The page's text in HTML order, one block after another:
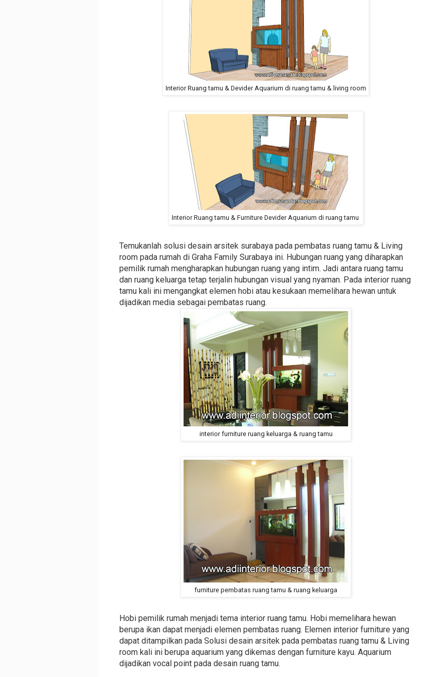
Interior Ruang tamu & Devider Aquarium di ruang tamu & living room
Interior Ruang tamu & Furniture Devider Aquarium di ruang tamu
Temukanlah solusi desain arsitek surabaya pada pembatas ruang tamu & Living
room pada rumah di Graha Family Surabaya ini. Hubungan ruang yang diharapkan
pemilik rumah mengharapkan hubungan ruang yang intim. Jadi antara ruang tamu
dan ruang keluarga tetap terjalin hubungan visual yang nyaman. Pada interior ruang
tamu kali ini mengangkat elemen hobi atau kesukaan memelihara hewan untuk
dijadikan media sebagai pembatas ruang.
interior furniture ruang keluarga & ruang tamu
furniture pembatas ruang tamu & ruang keluarga
Hobi pemilik rumah menjadi tema interior ruang tamu. Hobi memelihara hewan
berupa ikan dapat menjadi elemen pembatas ruang. Elemen interior furniture yang
dapat ditampilkan pada Solusi desain arsitek pada pembatas ruang tamu & Living
room kali ini berupa aquarium yang dikemas dengan furniture kayu. Aquarium
dijadikan vocal point pada desain ruang tamu.